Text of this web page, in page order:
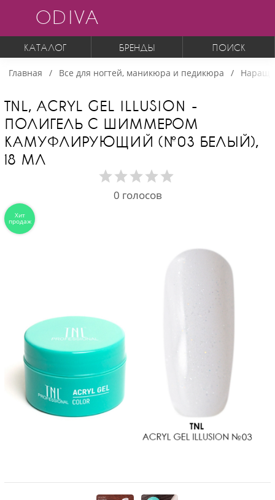
ODIVA
КАТАЛОГ БРЕНДЫ ПОИСК
Главная Все для ногтей, маникюра и педикюра
TNL, ACRYL GEL ILLUSION -
ПОЛИГЕЛЬ С ШИММЕРОМ
КАМУФЛИРУЮЩИЙ (№03 БЕЛЫЙ),
18 МЛ
0 голосов